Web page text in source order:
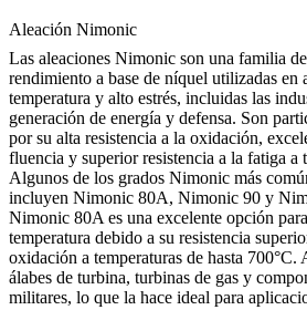
Aleación Nimonic
Las aleaciones Nimonic son una familia
rendimiento a base de níquel utilizadas en
temperatura y alto estrés, incluidas las
generación de energía y defensa. Son
por su alta resistencia a la oxidación,
fluencia y superior resistencia a la fatiga a
Algunos de los grados Nimonic más
incluyen Nimonic 80A, Nimonic 90 y
Nimonic 80Aes una excelente opción
temperatura debido a su resistencia
oxidación a temperaturas de hasta 700°C.
álabes de turbina, turbinas de gas y
militares, lo que la hace ideal para